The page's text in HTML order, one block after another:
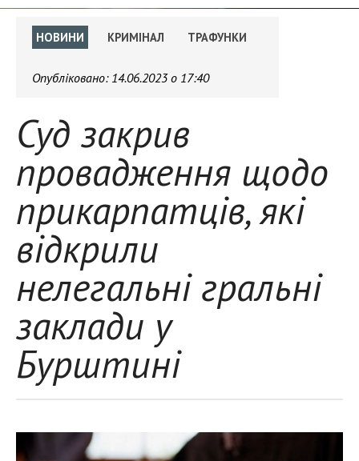
НОВИНИ КРИМІНАЛ ТРАФУНКИ
Опубліковано: 14.06.2023 о 17:40
Суд закрив
провадження щодо
прикарпатців, які
відкрили
нелегальні гральні
заклади у
Бурштині